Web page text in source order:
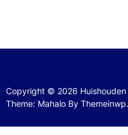
Copyright © 2026 Huishouden
Theme: Mahalo By Themeinwp.